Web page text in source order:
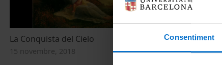
Consentiment
La Conquista del Cielo
15 novembre, 2018